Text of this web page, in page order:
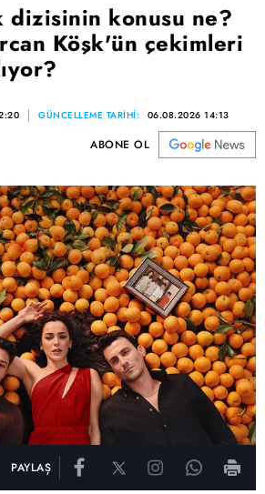
dizisinin konusu ne?
Köşk'ün çekimleri
GÜNCELLEME TARİHİ: 06.08.2026 14:13
ABONE OL
PAYLAŞ